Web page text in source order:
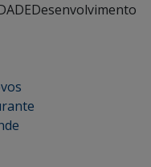
Desenvolvimento